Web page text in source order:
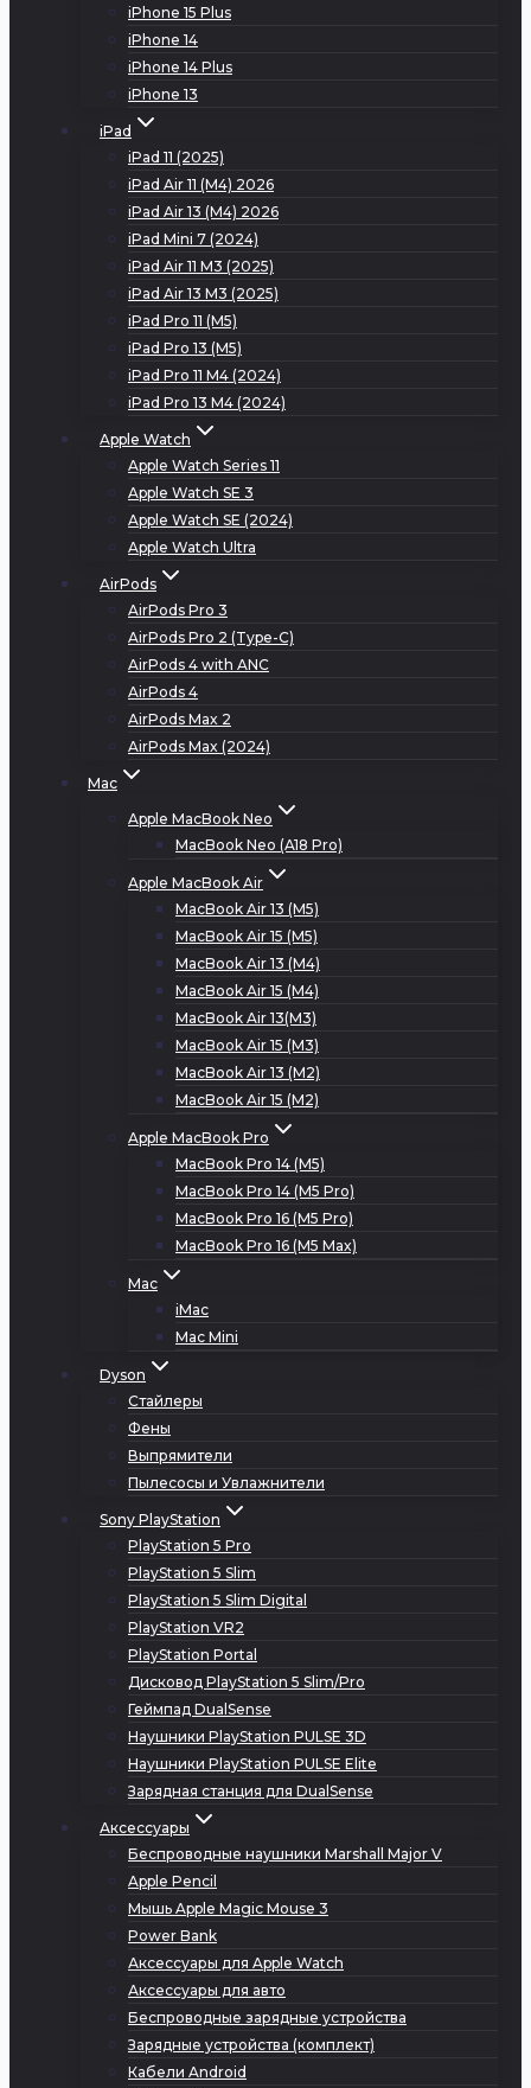
iPhone 15 Plus
iPhone 14
iPhone 14 Plus
iPhone 13
iPad
iPad 11 (2025)
iPad Air 11 (M4) 2026
iPad Air 13 (M4) 2026
iPad Mini 7 (2024)
iPad Air 11 M3 (2025)
iPad Air 13 M3 (2025)
iPad Pro 11 (M5)
iPad Pro 13 (M5)
iPad Pro 11 M4 (2024)
iPad Pro 13 M4 (2024)
Apple Watch
Apple Watch Series 11
Apple Watch SE 3
Apple Watch SE (2024)
Apple Watch Ultra
AirPods
AirPods Pro 3
AirPods Pro 2 (Type-C)
AirPods 4 with ANC
AirPods 4
AirPods Max 2
AirPods Max (2024)
Mac
Apple MacBook Neo
MacBook Neo (A18 Pro)
Apple MacBook Air
MacBook Air 13 (M5)
MacBook Air 15 (M5)
MacBook Air 13 (M4)
MacBook Air 15 (M4)
MacBook Air 13(M3)
MacBook Air 15 (M3)
MacBook Air 13 (M2)
MacBook Air 15 (M2)
Apple MacBook Pro
MacBook Pro 14 (M5)
MacBook Pro 14 (M5 Pro)
MacBook Pro 16 (M5 Pro)
MacBook Pro 16 (M5 Max)
Mac
iMac
Mac Mini
Dyson
Стайлеры
Фены
Выпрямители
Пылесосы и Увлажнители
Sony PlayStation
PlayStation 5 Pro
PlayStation 5 Slim
PlayStation 5 Slim Digital
PlayStation VR2
PlayStation Portal
Дисковод PlayStation 5 Slim/Pro
Геймпад DualSense
Наушники PlayStation PULSE 3D
Наушники PlayStation PULSE Elite
Зарядная станция для DualSense
Аксессуары
Беспроводные наушники Marshall Major V
Apple Pencil
Мышь Apple Magic Mouse 3
Power Bank
Аксессуары для Apple Watch
Аксессуары для авто
Беспроводные зарядные устройства
Зарядные устройства (комплект)
Кабели Android